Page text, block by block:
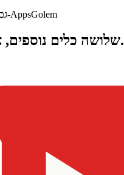
/ גם חלק מ-AppsGolem
שלושה כלים נוספים,אותו חשבון.